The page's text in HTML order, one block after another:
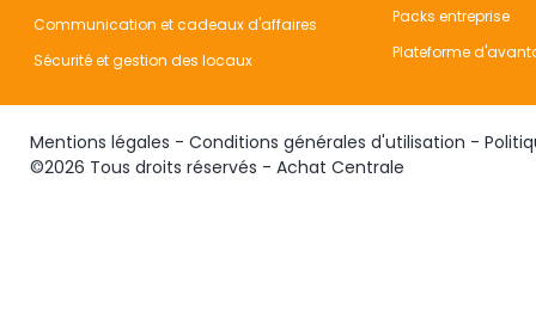
Communication et cadeaux d'affaires
Sécurité et gestion des locaux
Packs entreprise
Plateforme
Mentions légales - Conditions générales d'utilisation -
©2026 Tous droits réservés - Achat Centrale